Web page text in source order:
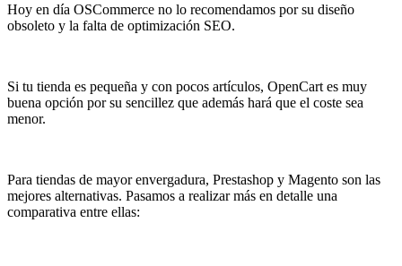
Hoy en día OSCommerce no lo recomendamos por su diseño
obsoleto y la falta de optimización SEO.
Si tu tienda es pequeña y con pocos artículos, OpenCart es muy
buena opción por su sencillez que además hará que el coste sea
menor.
Para tiendas de mayor envergadura, Prestashop y Magento son las
mejores alternativas. Pasamos a realizar más en detalle una
comparativa entre ellas: